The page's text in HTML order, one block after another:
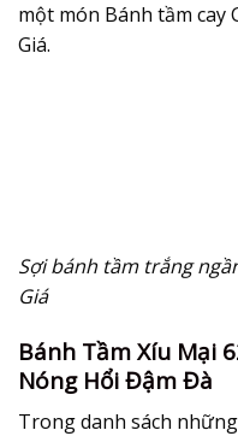
một món Bánh tầm cay
Giá.
Sợi bánh tầm trắng
Giá
Bánh Tầm Xíu Mại
Nóng Hổi Đậm Đà
Trong danh sách